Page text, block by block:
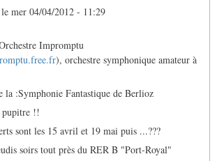
le mer 04/04/2012 - 11:29
Impromptu
), orchestre symphonique amateur à
la :Symphonie Fantastique de Berlioz
pupitre !!
sont les 15 avril et 19 mai puis ...???
soirs tout près du RER B "Port-Royal"